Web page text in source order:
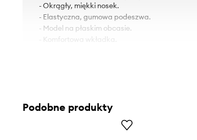
- Okrągły, miękki nosek.
- Elastyczna, gumowa podeszwa.
- Model na płaskim obcasie.
- Komfortowa wkładka.
Podobne produkty